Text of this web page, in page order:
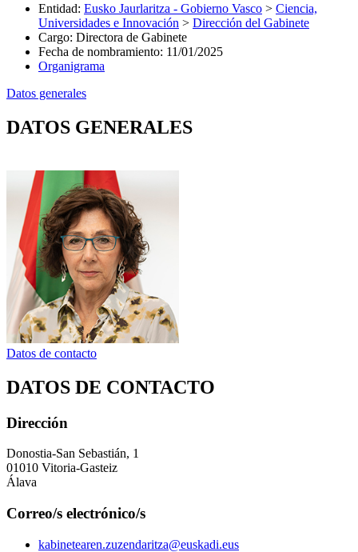
Entidad: Eusko Jaurlaritza - Gobierno Vasco > Ciencia,
Universidades e Innovación > Dirección del Gabinete
Cargo: Directora de Gabinete
Fecha de nombramiento: 11/01/2025
Organigrama
Datos generales
DATOS GENERALES
Datos de contacto
DATOS DE CONTACTO
Dirección
Donostia-San Sebastián, 1
01010 Vitoria-Gasteiz
Álava
Correo/s electrónico/s
kabinetearen.zuzendaritza@euskadi.eus